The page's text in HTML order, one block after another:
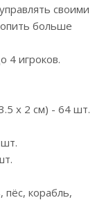
своими
больше
4 игроков.
х 2 см) - 64 шт.
корабль,